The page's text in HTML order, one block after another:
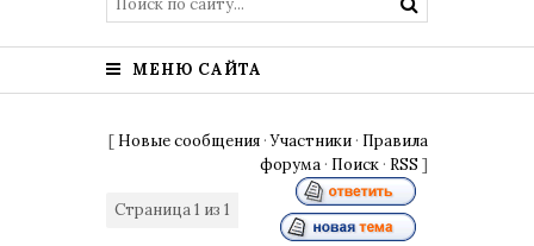
МЕНЮ САЙТА
[ Новые сообщения ·Участники · Правила
форума · Поиск · RSS ]
Страница1 из 1